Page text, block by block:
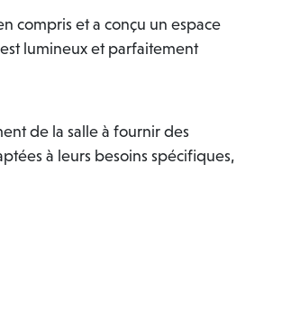
compris et a conçu un espace
est lumineux et parfaitement
de la salle à fournir des
à leurs besoins spécifiques,